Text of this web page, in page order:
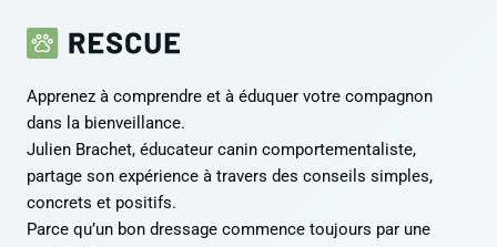
Apprenez à comprendre et à éduquer votre compagnon
dans la bienveillance.
Julien Brachet, éducateur canin comportementaliste,
partage son expérience à travers des conseils simples,
concrets et positifs.
Parce qu’un bon dressage commence toujours par une